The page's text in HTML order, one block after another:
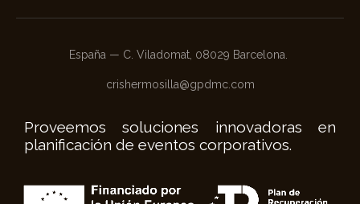
España — C. Viladomat, 08029 Barcelona.
crishermosilla@gpdmc.com
Proveemos soluciones innovadoras en
planificación de eventos corporativos.